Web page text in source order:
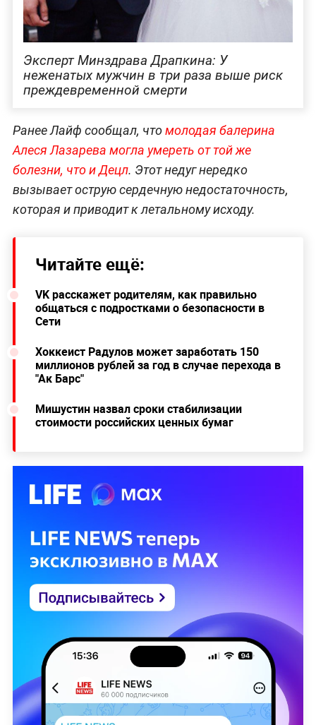
Эксперт Минздрава Драпкина: У
неженатых мужчин в три раза выше риск
преждевременной смерти
Ранее Лайф сообщал, чтомолодая балерина
Алеся Лазарева могла умереть от той же
болезни, что и Децл. Этот недуг нередко
вызывает острую сердечную недостаточность,
которая и приводит к летальному исходу.
Читайте ещё:
VK расскажет родителям, как правильно
общаться с подростками о безопасности в
Сети
Хоккеист Радулов может заработать 150
миллионов рублей за год в случае перехода в
"Ак Барс"
Мишустин назвал сроки стабилизации
стоимости российских ценных бумаг